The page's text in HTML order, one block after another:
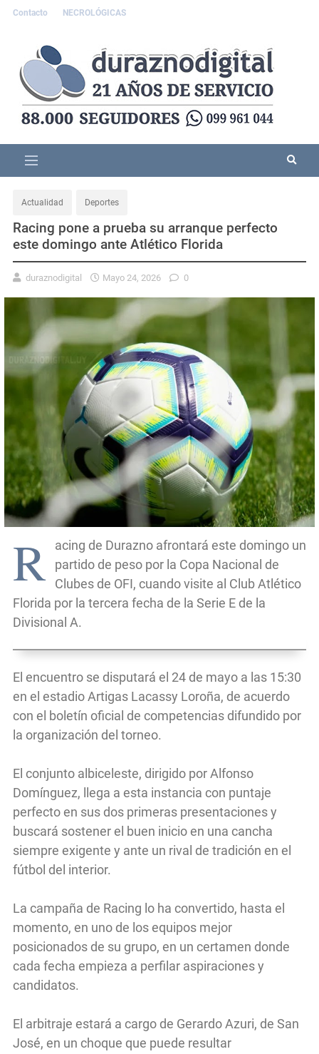
Contacto NECROLÓGICAS
Actualidad Deportes
Racing pone a prueba su arranque perfecto
este domingo ante Atlético Florida
duraznodigital Mayo 24, 2026 0
R
acing de Durazno afrontará este domingo un
partido de peso por la Copa Nacional de
Clubes de OFI, cuando visite al Club Atlético
Florida por la tercera fecha de la Serie E de la
Divisional A.
El encuentro se disputará el 24 de mayo a las 15:30
en el estadio Artigas Lacassy Loroña, de acuerdo
con el boletín oficial de competencias difundido por
la organización del torneo.
El conjunto albiceleste, dirigido por Alfonso
Domínguez, llega a esta instancia con puntaje
perfecto en sus dos primeras presentaciones y
buscará sostener el buen inicio en una cancha
siempre exigente y ante un rival de tradición en el
fútbol del interior.
La campaña de Racing lo ha convertido, hasta el
momento, en uno de los equipos mejor
posicionados de su grupo, en un certamen donde
cada fecha empieza a perfilar aspiraciones y
candidatos.
El arbitraje estará a cargo de Gerardo Azuri, de San
José, en un choque que puede resultar